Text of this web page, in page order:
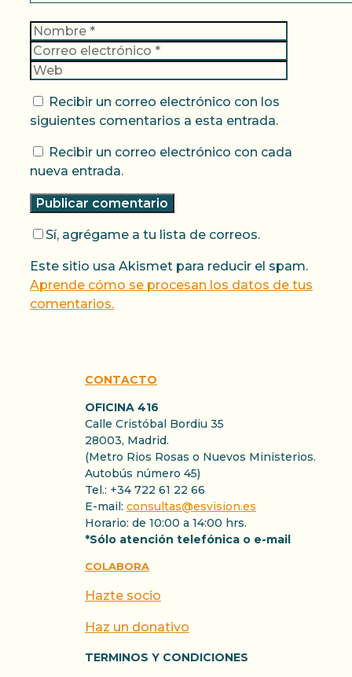
Nombre
Recibir un correo electrónico con los
siguientes comentarios a esta entrada.
Recibir un correo electrónico con cada
nueva entrada.
Sí, agrégame a tu lista de correos.
Este sitio usa Akismet para reducir el spam.
Aprende cómo se procesan los datos de tus
comentarios.
CONTACTO
OFICINA 416
Calle Cristóbal Bordiu 35
28003, Madrid.
(Metro Rios Rosas o Nuevos Ministerios.
Autobús número 45)
Tel.: +34 722 61 22 66
E-mail: consultas@esvision.es
Horario: de 10:00 a 14:00 hrs.
*Sólo atención telefónica o e-mail
COLABORA
Hazte socio
Haz un donativo
TERMINOS Y CONDICIONES